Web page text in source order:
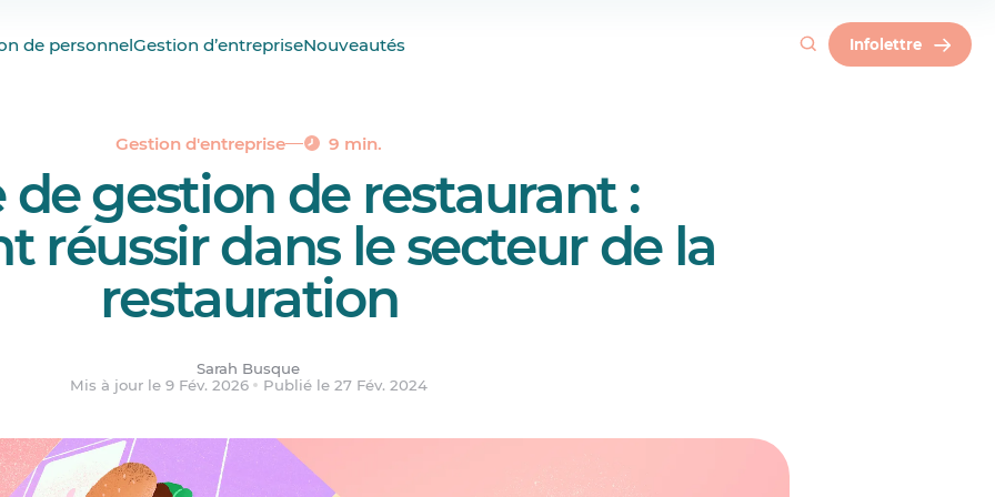
de personnelGestion d’entrepriseNouveautés Infolettre
Gestion d'entreprise 9 min.
de gestion de restaurant :
réussir dans le secteur de la
restauration
Sarah Busque
Mis à jour le 9 Fév. 2026
Publié le 27 Fév. 2024
gestionnaire de restaurant